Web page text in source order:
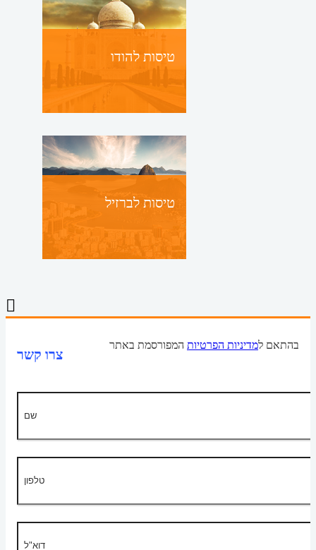
טיסות להודו
טיסות לברזיל
צרו קשר
בהתאם למדיניות הפרטיות המפורסמת באתר